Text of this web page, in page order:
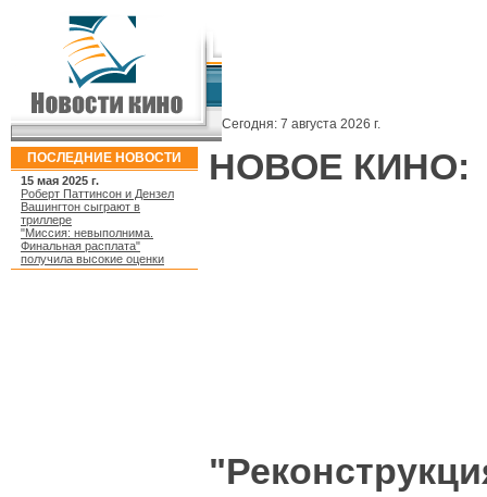
Сегодня: 7 августа 2026 г.
ПОСЛЕДНИЕ НОВОСТИ
15 мая 2025 г.
Роберт Паттинсон и Дензел
Вашингтон сыграют в
триллере
"Миссия: невыполнима.
Финальная расплата"
получила высокие оценки
НОВОЕ КИНО: